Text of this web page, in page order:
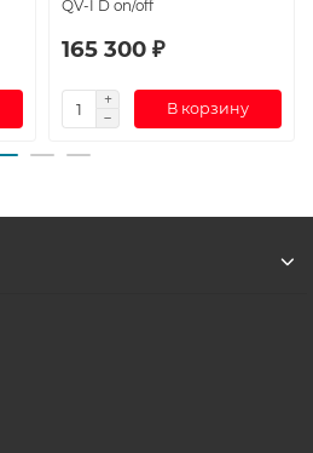
QV-I D on/off
165 300 ₽
В корзину